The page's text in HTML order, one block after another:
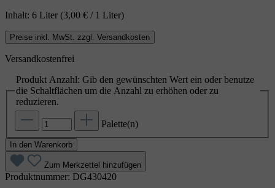
Inhalt: 6 Liter (3,00 € / 1 Liter)
Preise inkl. MwSt. zzgl. Versandkosten
Versandkostenfrei
Produkt Anzahl: Gib den gewünschten Wert ein oder benutze
die Schaltflächen um die Anzahl zu erhöhen oder zu
reduzieren.
Palette(n)
In den Warenkorb
Zum Merkzettel hinzufügen
Produktnummer: DG430420